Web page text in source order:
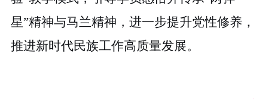
星”精神与马兰精神 ， 进一步提升党性修养，
推进新时代民族工作高质量发展。